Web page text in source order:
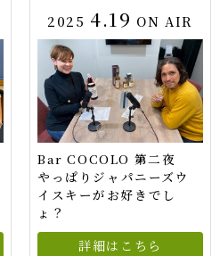
2025 4.19 ON AIR
Bar COCOLO 第二夜
やっぱりジャパニーズウ
イスキーがお好きでし
ょ？
詳細はこちら